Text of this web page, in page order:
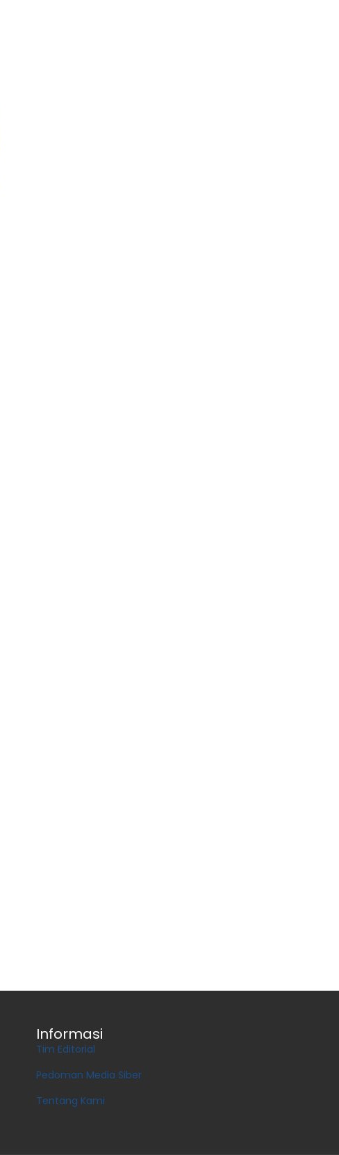
Informasi
Tim Editorial
Pedoman Media Siber
Tentang Kami